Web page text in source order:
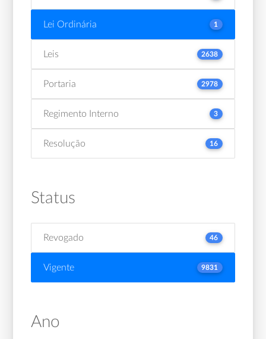
Lei Ordinária 1
Leis 2638
Portaria 2978
Regimento Interno 3
Resolução 16
Status
Revogado 46
Vigente 9831
Ano